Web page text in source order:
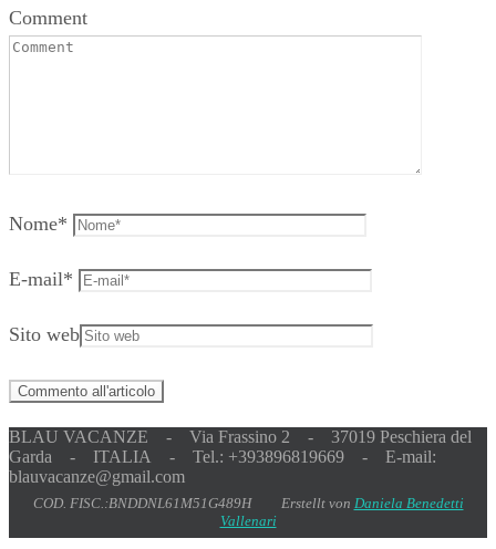
Comment
Nome*
E-mail*
Sito web
BLAU VACANZE - Via Frassino 2 - 37019 Peschiera del
Garda - ITALIA - Tel.: +393896819669 - E-mail:
blauvacanze@gmail.com
COD. FISC.:BNDDNL61M51G489H Erstellt von Daniela Benedetti
Vallenari